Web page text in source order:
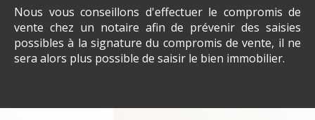
Nous vous conseillons d'effectuer le compromis de
vente chez un notaire afin de prévenir des saisies
possibles à la signature du compromis de vente, il ne
sera alors plus possible de saisir le bien immobilier.